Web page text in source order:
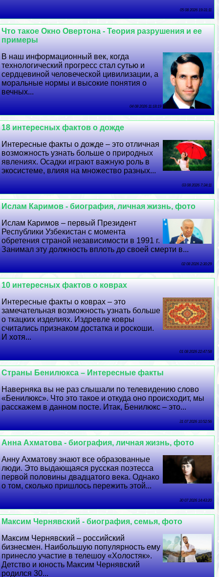
05 08 2026 19:31:11
Что такое Окно Овертона - Теория разрушения и ее
примеры
В наш информационный век, когда
технологический прогресс стал сутью и
сердцевиной человеческой цивилизации, а
мopaльные нормы и высокие понятия о
вечных...
04 08 2026 11:18:19
18 интересных фактов о дожде
Интересные факты о дожде – это отличная
возможность узнать больше о природных
явлениях. Осадки играют важную роль в
экосистеме, влияя на множество разных...
03 08 2026 7:34:11
Ислам Каримов - биография, личная жизнь, фото
Ислам Каримов – первый Президент
Республики Узбекистан с момента
обретения страной независимости в 1991 г.
Занимал эту должность вплоть до своей cмepти в...
02 08 2026 2:30:29
10 интересных фактов о коврах
Интересные факты о коврах – это
замечательная возможность узнать больше
о ткацких изделиях. Издревле ковры
считались признаком достатка и роскоши.
И хотя...
01 08 2026 22:47:58
Страны Бенилюкса – Интересные факты
Наверняка вы не раз слышали по телевидению слово
«Бенилюкс». Что это такое и откуда оно происходит, мы
расскажем в данном посте. Итак, Бенилюкс – это...
31 07 2026 10:52:56
Анна Ахматова - биография, личная жизнь, фото
Анну Ахматову знают все образованные
люди. Это выдающаяся русская поэтесса
первой половины двадцатого века. Однако
о том, сколько пришлось пережить этой...
30 07 2026 14:43:20
Максим Чернявский - биография, семья, фото
Максим Чернявский – российский
бизнесмен. Наибольшую популярность ему
принесло участие в телешоу «Холостяк».
Детство и юность Максим Чернявский
родился 30...